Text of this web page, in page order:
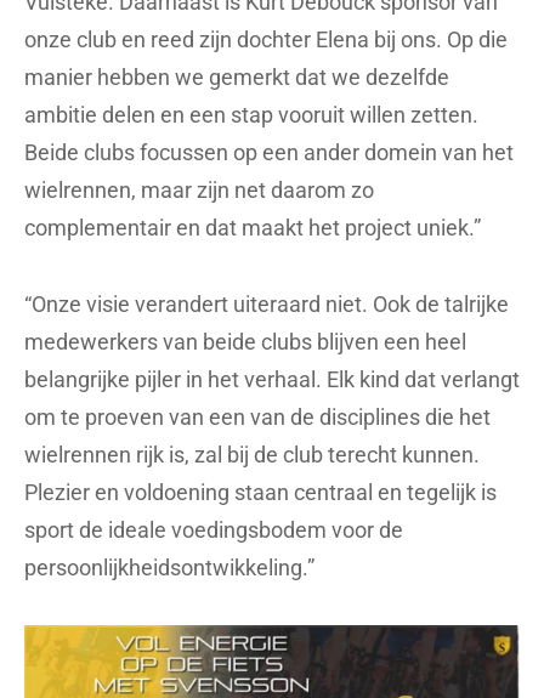
onze club en reed zijn dochter Elena bij ons. Op die
manier hebben we gemerkt dat we dezelfde
ambitie delen en een stap vooruit willen zetten.
Beide clubs focussen op een ander domein van het
wielrennen, maar zijn net daarom zo
complementair en dat maakt het project uniek.”
“Onze visie verandert uiteraard niet. Ook de talrijke
medewerkers van beide clubs blijven een heel
belangrijke pijler in het verhaal. Elk kind dat verlangt
om te proeven van een van de disciplines die het
wielrennen rijk is, zal bij de club terecht kunnen.
Plezier en voldoening staan centraal en tegelijk is
sport de ideale voedingsbodem voor de
persoonlijkheidsontwikkeling.”